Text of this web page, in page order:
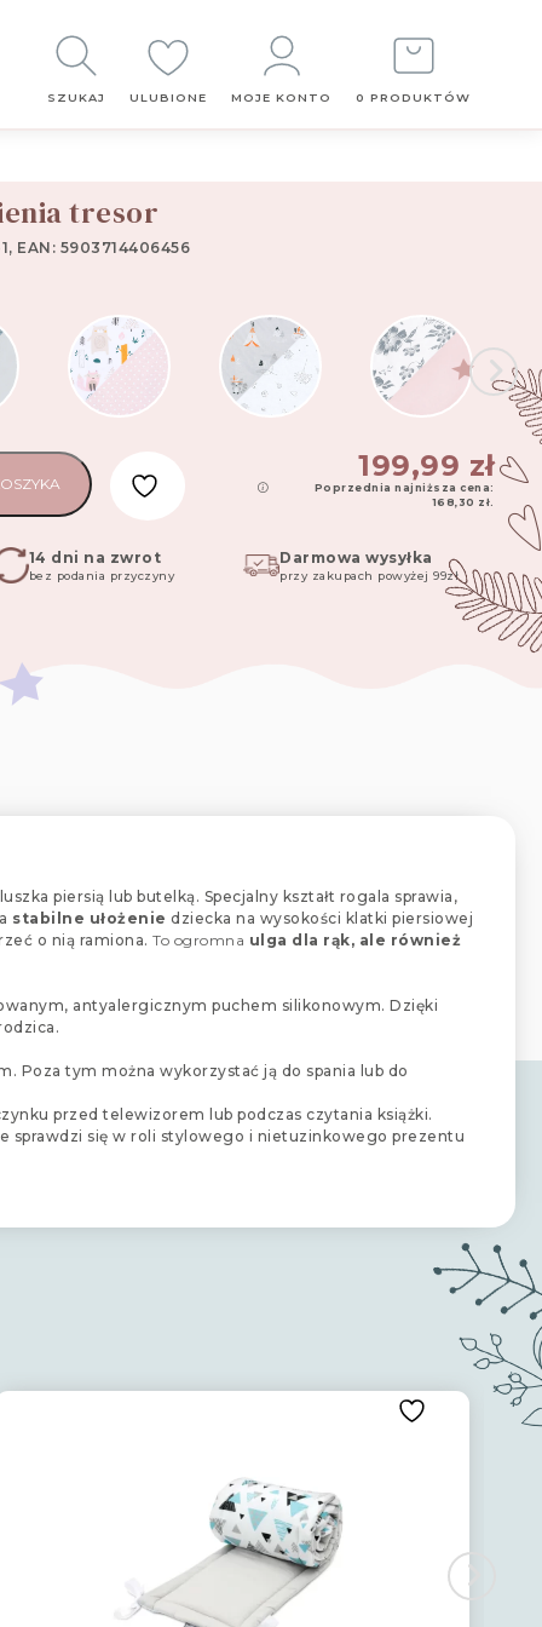
SZUKAJ ULUBIONE MOJE KONTO 0 PRODUKTÓW
tresor
EAN: 5903714406456
199,99 zł
Poprzednia najniższa cena:
168,30 zł.
14 dni na zwrot
bez podania przyczyny
Darmowa wysyłka
przy zakupach powyżej 99zł
piersią lub butelką. Specjalny kształt rogala sprawia,
stabilne ułożeniedziecka na wysokości klatki piersiowej
o nią ramiona.To ogromna ulga dla rąk, ale również
antyalergicznym puchem silikonowym. Dzięki
Poza tym można wykorzystać ją do spania lub do
przed telewizorem lub podczas czytania książki.
sprawdzi się w roli stylowego i nietuzinkowego prezentu